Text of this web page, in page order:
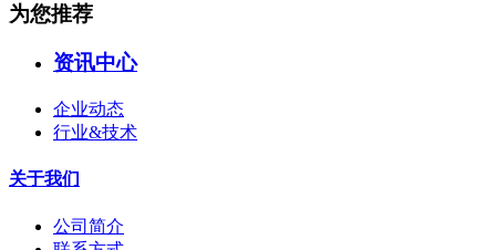
为您推荐
资讯中心
企业动态
行业&技术
关于我们
公司简介